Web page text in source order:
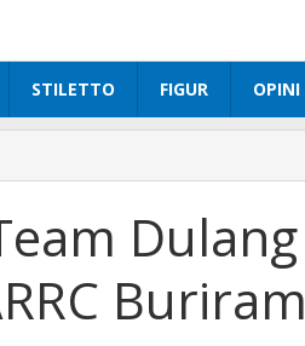
STILETTO FIGUR OPINI
Dulang
Buriram